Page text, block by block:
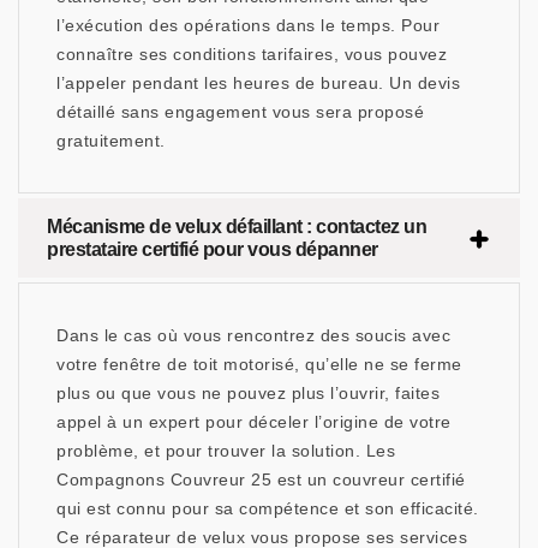
l’exécution des opérations dans le temps. Pour
connaître ses conditions tarifaires, vous pouvez
l’appeler pendant les heures de bureau. Un devis
détaillé sans engagement vous sera proposé
gratuitement.
Mécanisme de velux défaillant : contactez un
prestataire certifié pour vous dépanner
Dans le cas où vous rencontrez des soucis avec
votre fenêtre de toit motorisé, qu’elle ne se ferme
plus ou que vous ne pouvez plus l’ouvrir, faites
appel à un expert pour déceler l’origine de votre
problème, et pour trouver la solution. Les
Compagnons Couvreur 25 est un couvreur certifié
qui est connu pour sa compétence et son efficacité.
Ce réparateur de velux vous propose ses services